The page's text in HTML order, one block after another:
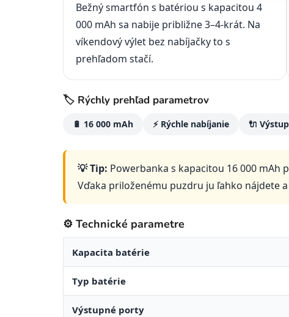
Bežný smartfón s batériou s kapacitou 4
000 mAh sa nabije približne 3–4-krát. Na
víkendový výlet bez nabíjačky to s
prehľadom stačí.
🏷️ Rýchly prehľad parametrov
🔋 16 000 mAh ⚡ Rýchle nabíjanie 🔌
💡 Tip: Powerbanka s kapacitou 16 000
Vďaka priloženému puzdru ju ľahko nájdete
⚙️ Technické parametre
Kapacita batérie
Typ batérie
Výstupné porty